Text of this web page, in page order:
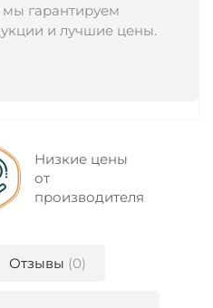
мы гарантируем
и лучшие цены.
Низкие цены
от
производителя
Отзывы (0)